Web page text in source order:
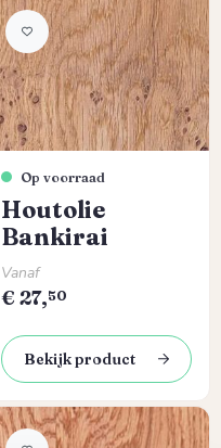
Op voorraad
Houtolie
Bankirai
Normale prijs:
Vanaf
€ 27,50
Bekijk product